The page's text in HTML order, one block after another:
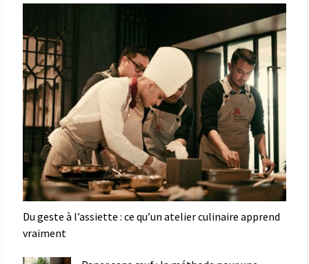
Du geste à l’assiette : ce qu’un atelier culinaire apprend
vraiment